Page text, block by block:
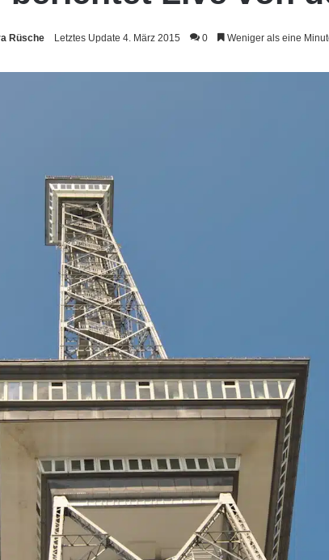
Rüsche Letztes Update 4. März 2015 0 Weniger als eine